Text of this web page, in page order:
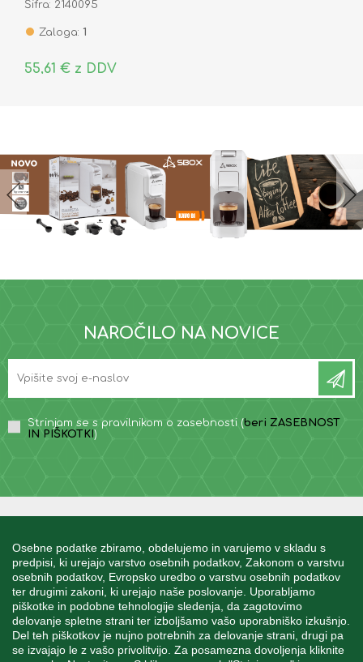
Osebne podatke zbiramo, obdelujemo in varujemo v skladu s
predpisi, ki urejajo varstvo osebnih podatkov, Zakonom o varstvu
osebnih podatkov, Evropsko uredbo o varstvu osebnih podatkov
ter drugimi zakoni, ki urejajo naše poslovanje. Uporabljamo
piškotke in podobne tehnologije sledenja, da zagotovimo
delovanje spletne strani ter izboljšamo vašo uporabniško izkušnjo.
Del teh piškotkov je nujno potrebnih za delovanje strani, drugi pa
se izvajajo le z vašo privolitvijo. Za posamezna dovoljenja kliknite
Šifra: 2140095
Zaloga: 1
55,61 € z DDV
NAROČILO NA NOVICE
Strinjam se s pravilnikom o zasebnosti (beri ZASEBNOST
IN PIŠKOTKI )
MOJ RAČUN
STORITEV ZA STRANKE